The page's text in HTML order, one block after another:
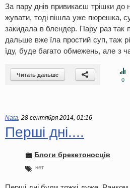
За пару днів привикаєш трішки до
жувати, тоді пішла уже пюрешка,
закидала в блендер. Пару раз так
дальше вже їла простий суп, таж
їду, буде багато обмежень, але з
Читать дальше
0
Nata, 28 сентября 2014, 01:16
Перші дні....
Блоги брекетоносців
нет